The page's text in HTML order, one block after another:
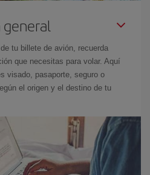
tu billete de avión, recuerda
que necesitas para volar. Aquí
visado, pasaporte, seguro o
el origen y el destino de tu